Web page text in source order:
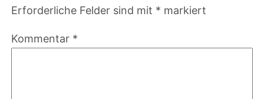
Erforderliche Felder sind mit * markiert
Kommentar *